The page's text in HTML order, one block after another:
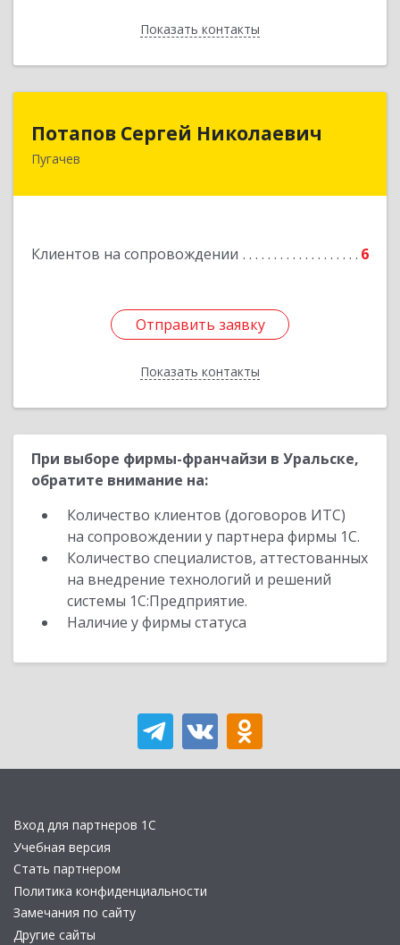
Показать контакты
Назад
Потапов Сергей Николаевич
Пугачев
Клиентов на сопровождении 6
Отправить заявку
Показать контакты
Потапов Сергей Николаевич
Отправить заявку
Назад
При выборе фирмы-франчайзи в Уральске,
обратите внимание на:
Количество клиентов (договоров ИТС)
на сопровождении у партнера фирмы 1С.
Количество специалистов, аттестованных
на внедрение технологий и решений
системы 1С:Предприятие.
Наличие у фирмы статуса
Вход для партнеров 1С
Учебная версия
Стать партнером
Политика конфиденциальности
Замечания по сайту
Другие сайты